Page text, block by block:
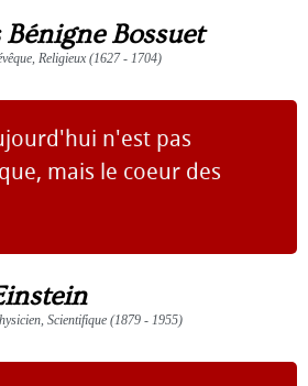
Bénigne Bossuet
Religieux (1627 - 1704)
n'est pas
mais le coeur des
Scientifique (1879 - 1955)